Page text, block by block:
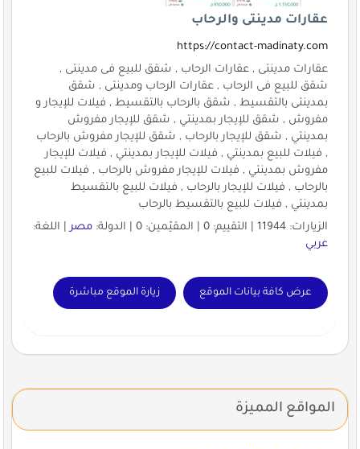
عقارات مدينتى والرحاب
https://contact-madinaty.com
عقارات مدينتى , عقارات الرحاب , شقق للبيع فى مدينتى ,
شقق للبيع فى الرحاب , عقارات الرحاب ومدينتى , شقق
بمدينتى بالتقسيط , شقق بالرحاب بالتقسيط , فيلات للإيجار و
مفروش , شقق للإيجار بمدينتي , شقق للإيجار مفروش
بمدينتي , شقق للإيجار بالرحاب , شقق للإيجار مفروش بالرحاب
, فيلات للبيع بمدينتي , فيلات للإيجار بمدينتي , فيلات للإيجار
مفروش بمدينتي , فيلات للإيجار مفروش بالرحاب , فيلات للبيع
بالرحاب , فيلات للإيجار بالرحاب , فيلات للبيع بالتقسيط
بمدينتي , فيلات للبيع بالتقسيط بالرحاب
الزيارات: 11944 | التقييم: 0 | المقيّمين: 0 | الدولة:
مصر| اللغة:
عربي
عرض كافة بيانات الموقع زيارة الموقع مباشرة
المواقع المميزة